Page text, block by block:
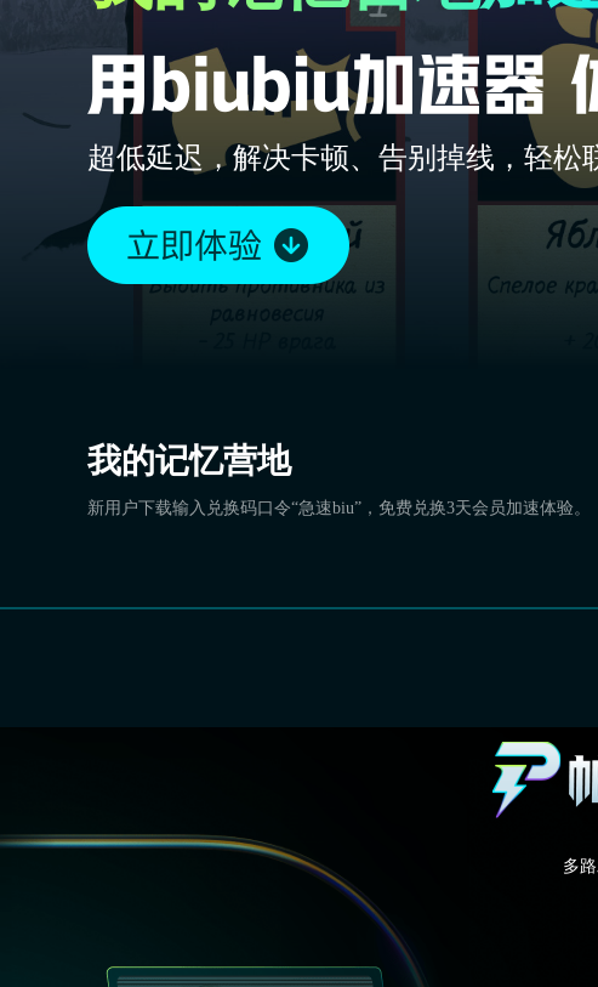
超低延迟，解决卡顿、告别掉线，轻松
我的记忆营地
新用户下载输入兑换码口令“急速biu”，免费兑换3天会员加速体验。
多